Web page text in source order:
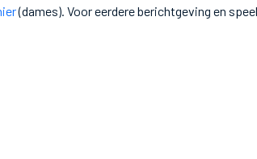
(dames). Voor eerdere berichtgeving en